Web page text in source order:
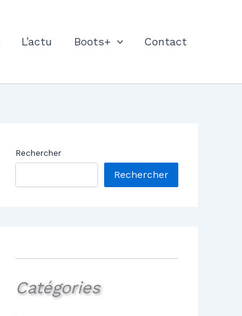
L’actu Boots+ Contact
Rechercher
Rechercher
Catégories